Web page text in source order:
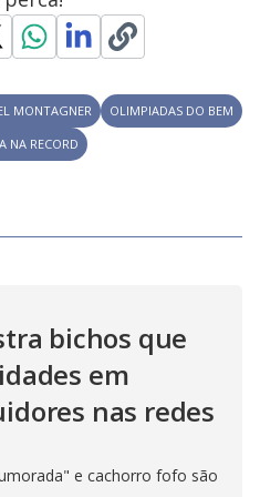
MONTAGNER
OLIMPIADAS DO BEM
NA RECORD
bichos que
em
nas redes
e cachorro fofo são